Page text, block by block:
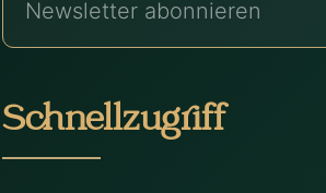
Schnellzugriff